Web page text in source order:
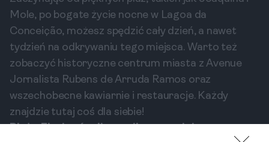
Mole, po bogate życie nocne w Lagoa da
Conceição, możesz spędzić cały dzień, a nawet
tydzień na odkrywaniu tego miejsca. Warto też
zobaczyć historyczne centrum miasta z Avenue
Jornalista Rubens de Arruda Ramos oraz
wszechobecne kawiarnie i restauracje. Każdy
znajdzie tutaj coś dla siebie!
Plaże Florianópolis – najlepsze miejsca